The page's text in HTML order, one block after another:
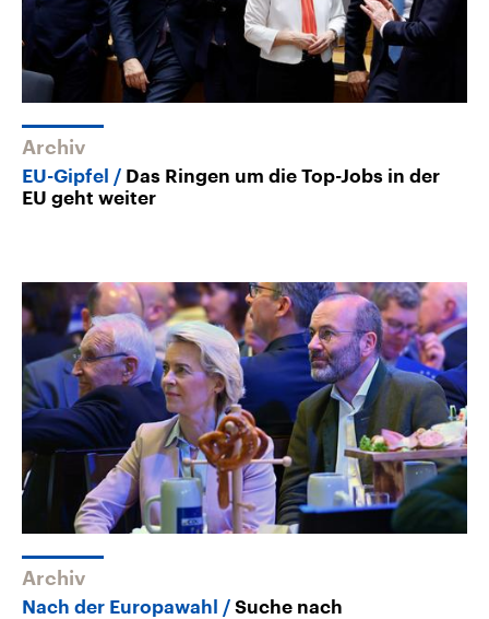
Archiv
EU-Gipfel
Das Ringen um die Top-Jobs in der
EU geht weiter
Archiv
Nach der Europawahl
Suche nach